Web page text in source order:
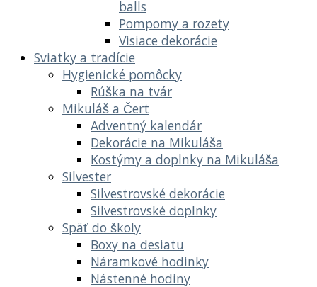
balls
Pompomy a rozety
Visiace dekorácie
Sviatky a tradície
Hygienické pomôcky
Rúška na tvár
Mikuláš a Čert
Adventný kalendár
Dekorácie na Mikuláša
Kostýmy a doplnky na Mikuláša
Silvester
Silvestrovské dekorácie
Silvestrovské doplnky
Späť do školy
Boxy na desiatu
Náramkové hodinky
Nástenné hodiny